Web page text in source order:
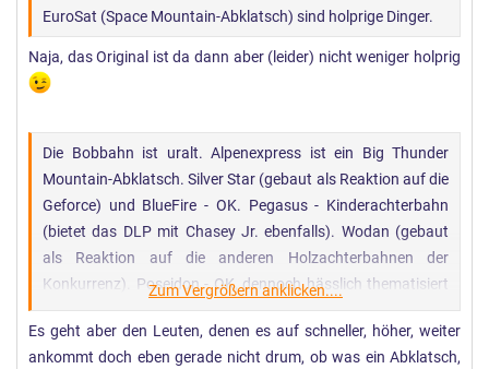
EuroSat (Space Mountain-Abklatsch) sind holprige Dinger.
Naja, das Original ist da dann aber (leider) nicht weniger holprig
Die Bobbahn ist uralt. Alpenexpress ist ein Big Thunder
Mountain-Abklatsch. Silver Star (gebaut als Reaktion auf die
Geforce) und BlueFire - OK. Pegasus - Kinderachterbahn
(bietet das DLP mit Chasey Jr. ebenfalls). Wodan (gebaut
als Reaktion auf die anderen Holzachterbahnen der
Konkurrenz). Poseidon - OK, dennoch hässlich thematisiert
(aber endlich mal kein Abklatsch!) Matterhorn-Biltz (Wilde
Maus halt). Nett.
Zum Vergrößern anklicken....
Es geht aber den Leuten, denen es auf schneller, höher, weiter
ankommt doch eben gerade nicht drum, ob was ein Abklatsch,